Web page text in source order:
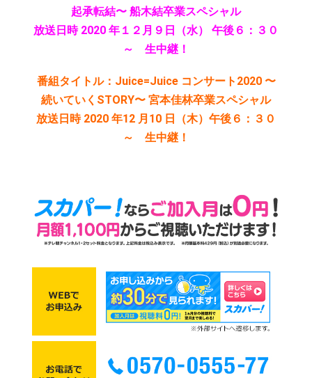
起承転結〜 船木結卒業スペシャル
放送日時 2020 年１２月９日（水） 午後６：３０
～ 生中継！
番組タイトル：Juice=Juice コンサート2020 〜
続いていくSTORY〜 宮本佳林卒業スペシャル
放送日時 2020 年12 月10 日（木）午後６：３０
～ 生中継！